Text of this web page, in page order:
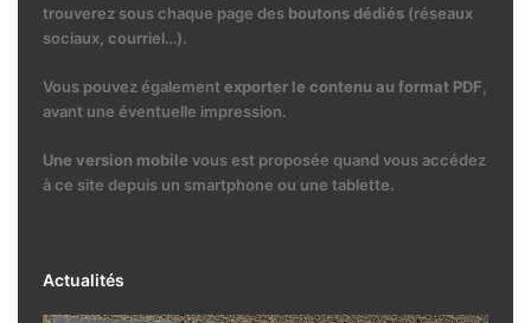
trouverez sous chaque page des boutons dédiés(réseaux
sociaux, courriel…).
Vous pouvez égalementexporter le contenu au format PDF
avant une éventuelle impression.
Une version mobile vous est proposée quand vous accédez
à ce site depuis un smartphone ou une tablette.
Actualités